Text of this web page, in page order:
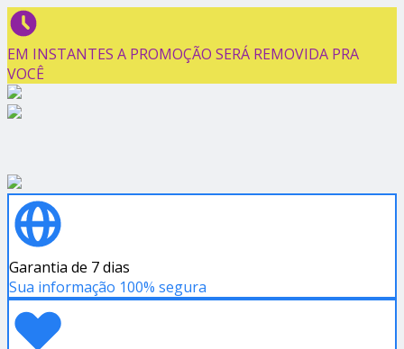
EM INSTANTES A PROMOÇÃO SERÁ REMOVIDA PRA
VOCÊ
Garantia de 7 dias
Sua informação 100% segura